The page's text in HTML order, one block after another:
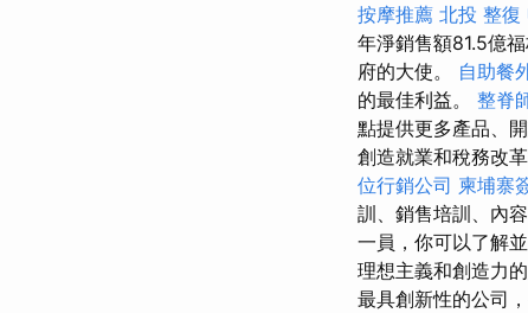
按摩推薦 北投 整復
年淨銷售額81.5億
府的大使。 自助餐
的最佳利益。 整脊
點提供更多產品、
創造就業和稅務改
位行銷公司 柬埔寨
訓、銷售培訓、內
一員，你可以了解
理想主義和創造力
最具創新性的公司